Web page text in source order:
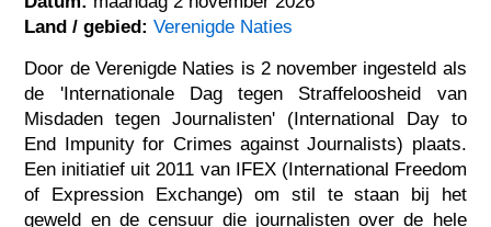
Land / gebied: Verenigde Naties
Door de Verenigde Naties is 2 november ingesteld als
de 'Internationale Dag tegen Straffeloosheid van
Misdaden tegen Journalisten' (International Day to
End Impunity for Crimes against Journalists) plaats.
Een initiatief uit 2011 van IFEX (International Freedom
of Expression Exchange) om stil te staan bij het
geweld en de censuur die journalisten over de hele